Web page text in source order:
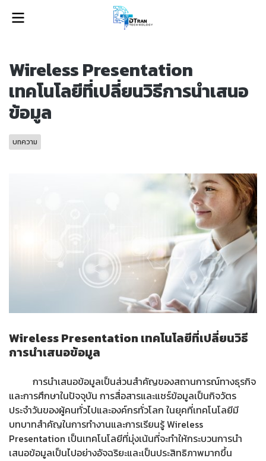
Wireless Presentation
เทคโนโลยีที่เปลี่ยนวิธีการนำเสนอ
ข้อมูล
บทความ
Wireless Presentation เทคโนโลยีที่เปลี่ยนวิธี
การนำเสนอข้อมูล
การนำเสนอข้อมูลเป็นส่วนสำคัญของสถานการณ์ทางธุรกิจ
และการศึกษาในปัจจุบัน การสื่อสารและแชร์ข้อมูลเป็นกิจวัตร
ประจำวันของผู้คนทั่วไปและองค์กรทั่วโลก ในยุคที่เทคโนโลยีมี
บทบาทสำคัญในการทำงานและการเรียนรู้ Wireless
Presentation เป็นเทคโนโลยีที่มุ่งเน้นที่จะทำให้กระบวนการนำ
เสนอข้อมูลเป็นไปอย่างอัจฉริยะและเป็นประสิทธิภาพมากขึ้น